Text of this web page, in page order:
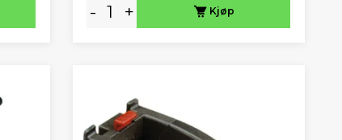
- + Kjøp